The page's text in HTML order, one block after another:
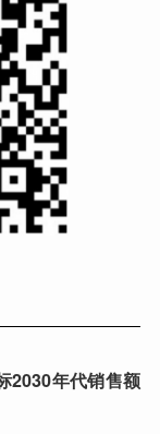
年代销售额